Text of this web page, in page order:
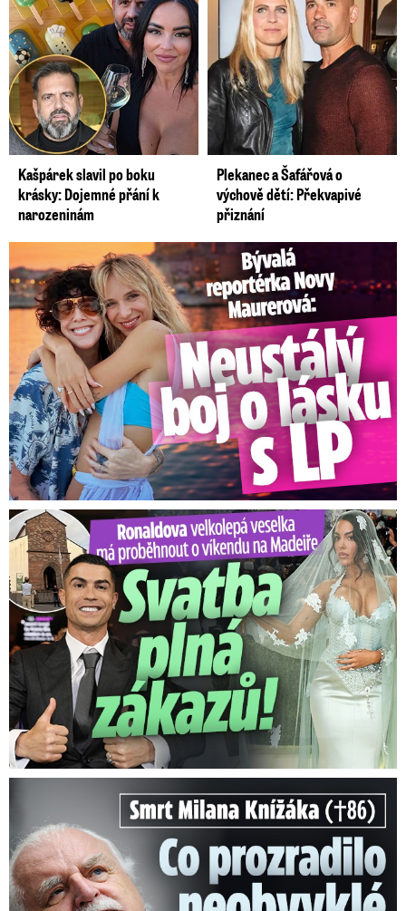
Kašpárek slavil po boku
krásky: Dojemné přání k
narozeninám
Plekanec a Šafářová o
výchově dětí: Překvapivé
přiznání
Bývalá reportérka Novy Maurerová: Neustálý boj o lásku s ...
Ronaldova velkolepá veselka na Madeiře: Svatba plná zákazů!
Smrt Milana Knížáka (†86): Co prozradilo neobvyklé parte?